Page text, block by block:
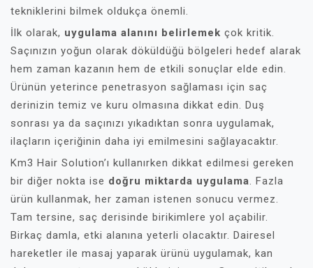
tekniklerini bilmek oldukça önemli.
İlk olarak, uygulama alanını belirlemek çok kritik.
Saçınızın yoğun olarak döküldüğü bölgeleri hedef alarak
hem zaman kazanın hem de etkili sonuçlar elde edin.
Ürünün yeterince penetrasyon sağlaması için saç
derinizin temiz ve kuru olmasına dikkat edin. Duş
sonrası ya da saçınızı yıkadıktan sonra uygulamak,
ilaçların içeriğinin daha iyi emilmesini sağlayacaktır.
Km3 Hair Solution’ı kullanırken dikkat edilmesi gereken
bir diğer nokta ise doğru miktarda uygulama. Fazla
ürün kullanmak, her zaman istenen sonucu vermez.
Tam tersine, saç derisinde birikimlere yol açabilir.
Birkaç damla, etki alanına yeterli olacaktır. Dairesel
hareketler ile masaj yaparak ürünü uygulamak, kan